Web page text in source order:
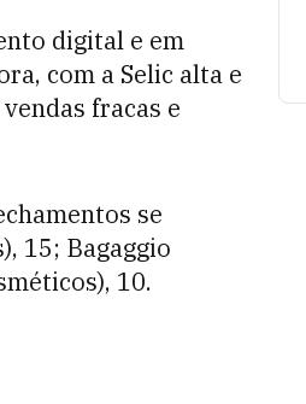
digital e em
com a Selic alta e
fracas e
se
15; Bagaggio
10.